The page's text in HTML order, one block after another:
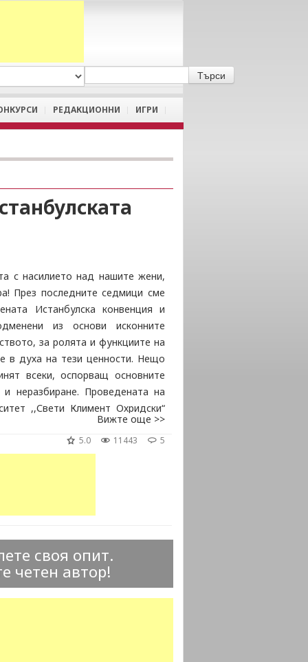
РЕДАКЦИОННИ ИГРИ
с насилието над нашите жени,
През последните седмици сме
Истанбулска конвенция и
из основи исконните
за ролята и функциите на
в духа на тези ценности. Нещо
всеки, оспорващ основните
неразбиране. Проведената на
,,Свети Климент Охридски“
по тези въпроси. Прави чест на
техните твърдост и мъдрост в
на необходимостта от
Вижте още >>
5
11443
5.0
своя опит.
четен автор!